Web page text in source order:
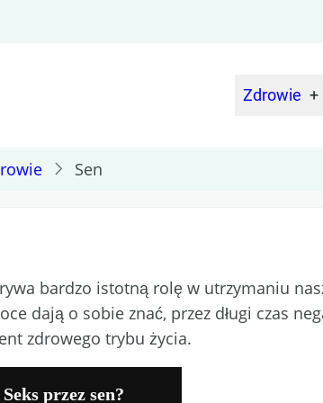
Zdrowie
Sen
bardzo istotną rolę w utrzymaniu
dają o sobie znać, przez długi czas
zdrowego trybu życia.
Seks przez sen?